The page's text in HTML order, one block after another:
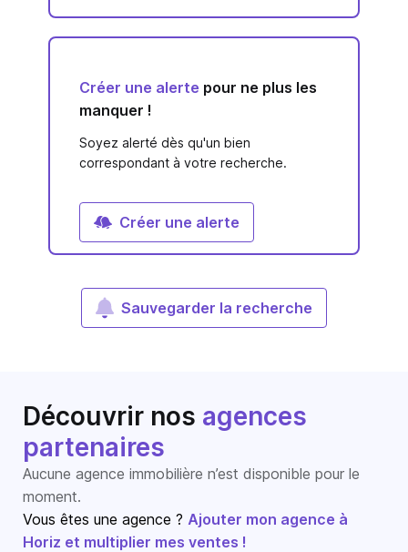
Créer une alerte pour ne plus les
manquer !
Soyez alerté dès qu'un bien
correspondant à votre recherche.
Créer une alerte
Sauvegarder la recherche
Découvrir nos agences
partenaires
Aucune agence immobilière n’est disponible pour le
moment.
Vous êtes une agence ? Ajouter mon agence à
Horiz et multiplier mes ventes !